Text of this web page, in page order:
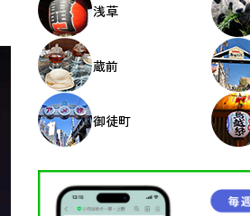
浅草
蔵前
御徒町